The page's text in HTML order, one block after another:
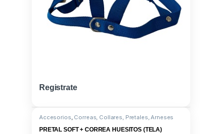
Registrate
Accesorios Correas, Collares, Pretales, Arneses
PRETAL SOFT + CORREA HUESITOS (TELA)